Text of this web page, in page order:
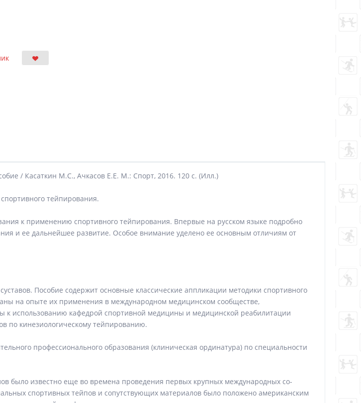
/ Касаткин М.С., Ачкасов Е.Е. М.: Спорт, 2016. 120 с. (Илл.)
тейпирования.
к применению спортивного тейпирования. Впервые на русском языке подробно
и ее дальнейшее развитие. Особое внимание уделено ее основным отличиям от
Пособие содержит основные классические аппликации методики спортивного
на опыте их применения в международном медицинском сообществе,
к использованию кафедрой спортивной медицины и медицинской реабилитации
по кинезиологическому тейпированию.
профессионального образования (клиническая ординатура) по специальности
было известно еще во времена проведения первых крупных международных со-
спортивных тейпов и сопутствующих материалов было положено американским